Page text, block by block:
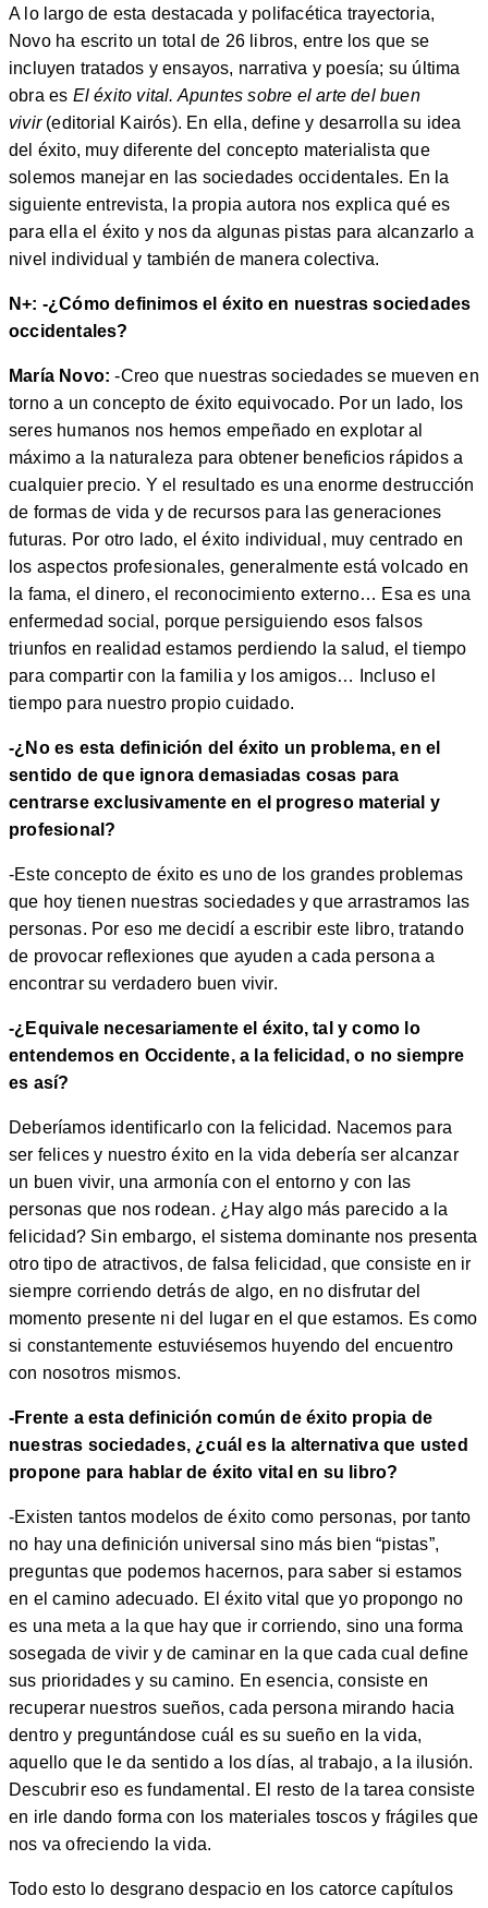
A lo largo de esta destacada y polifacética trayectoria,
Novo ha escrito un total de 26 libros, entre los que se
incluyen tratados y ensayos, narrativa y poesía; su última
obra es El éxito vital. Apuntes sobre el arte del buen
vivir (editorial Kairós). En ella, define y desarrolla su idea
del éxito, muy diferente del concepto materialista que
solemos manejar en las sociedades occidentales. En la
siguiente entrevista, la propia autora nos explica qué es
para ella el éxito y nos da algunas pistas para alcanzarlo a
nivel individual y también de manera colectiva.
N+: -¿Cómo definimos el éxito en nuestras sociedades
occidentales?
María Novo: -Creo que nuestras sociedades se mueven en
torno a un concepto de éxito equivocado. Por un lado, los
seres humanos nos hemos empeñado en explotar al
máximo a la naturaleza para obtener beneficios rápidos a
cualquier precio. Y el resultado es una enorme destrucción
de formas de vida y de recursos para las generaciones
futuras. Por otro lado, el éxito individual, muy centrado en
los aspectos profesionales, generalmente está volcado en
la fama, el dinero, el reconocimiento externo… Esa es una
enfermedad social, porque persiguiendo esos falsos
triunfos en realidad estamos perdiendo la salud, el tiempo
para compartir con la familia y los amigos… Incluso el
tiempo para nuestro propio cuidado.
-¿No es esta definición del éxito un problema, en el
sentido de que ignora demasiadas cosas para
centrarse exclusivamente en el progreso material y
profesional?
-Este concepto de éxito es uno de los grandes problemas
que hoy tienen nuestras sociedades y que arrastramos las
personas. Por eso me decidí a escribir este libro, tratando
de provocar reflexiones que ayuden a cada persona a
encontrar su verdadero buen vivir.
-¿Equivale necesariamente el éxito, tal y como lo
entendemos en Occidente, a la felicidad, o no siempre
es así?
Deberíamos identificarlo con la felicidad. Nacemos para
ser felices y nuestro éxito en la vida debería ser alcanzar
un buen vivir, una armonía con el entorno y con las
personas que nos rodean. ¿Hay algo más parecido a la
felicidad? Sin embargo, el sistema dominante nos presenta
otro tipo de atractivos, de falsa felicidad, que consiste en ir
siempre corriendo detrás de algo, en no disfrutar del
momento presente ni del lugar en el que estamos. Es como
si constantemente estuviésemos huyendo del encuentro
con nosotros mismos.
-Frente a esta definición común de éxito propia de
nuestras sociedades, ¿cuál es la alternativa que usted
propone para hablar de éxito vital en su libro?
-Existen tantos modelos de éxito como personas, por tanto
no hay una definición universal sino más bien “pistas”,
preguntas que podemos hacernos, para saber si estamos
en el camino adecuado. El éxito vital que yo propongo no
es una meta a la que hay que ir corriendo, sino una forma
sosegada de vivir y de caminar en la que cada cual define
sus prioridades y su camino. En esencia, consiste en
recuperar nuestros sueños, cada persona mirando hacia
dentro y preguntándose cuál es su sueño en la vida,
aquello que le da sentido a los días, al trabajo, a la ilusión.
Descubrir eso es fundamental. El resto de la tarea consiste
en irle dando forma con los materiales toscos y frágiles que
nos va ofreciendo la vida.
Todo esto lo desgrano despacio en los catorce capítulos